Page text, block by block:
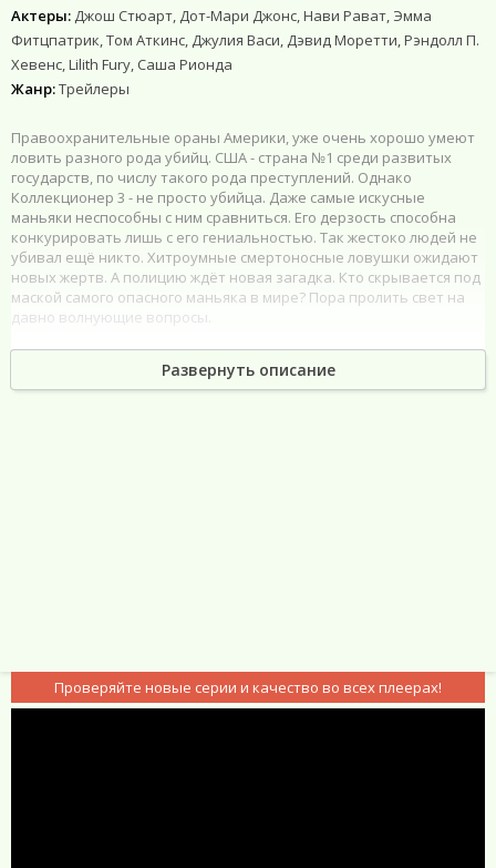
Актеры: Джош Стюарт, Дот-Мари Джонс, Нави Рават, Эмма
Фитцпатрик, Том Аткинс, Джулия Васи, Дэвид Моретти, Рэндолл П.
Хевенс, Lilith Fury, Саша Рионда
Жанр:Трейлеры
Правоохранительные ораны Америки, уже очень хорошо умеют
ловить разного рода убийц. США - страна №1 среди развитых
государств, по числу такого рода преступлений. Однако
Коллекционер 3 - не просто убийца. Даже самые искусные
маньяки неспособны с ним сравниться. Его дерзость способна
конкурировать лишь с его гениальностью. Так жестоко людей не
убивал ещё никто. Хитроумные смертоносные ловушки ожидают
новых жертв. А полицию ждёт новая загадка. Кто скрывается под
маской самого опасного маньяка в мире? Пора пролить свет на
давно волнующие вопросы.
Коллекционер 3 (2027) смотреть онлайн
бесплатно
Развернуть описание
Проверяйте новые серии и качество во всех плеерах!